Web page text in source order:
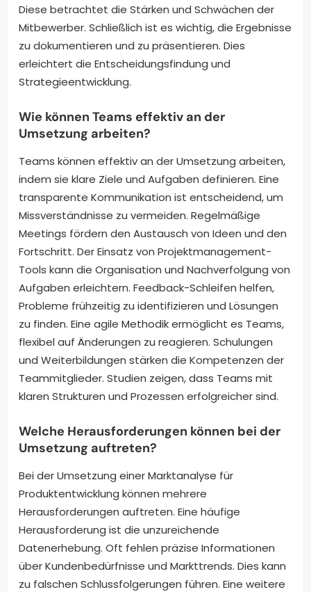
Diese betrachtet die Stärken und Schwächen der
Mitbewerber. Schließlich ist es wichtig, die Ergebnisse
zu dokumentieren und zu präsentieren. Dies
erleichtert die Entscheidungsfindung und
Strategieentwicklung.
Wie können Teams effektiv an der
Umsetzung arbeiten?
Teams können effektiv an der Umsetzung arbeiten,
indem sie klare Ziele und Aufgaben definieren. Eine
transparente Kommunikation ist entscheidend, um
Missverständnisse zu vermeiden. Regelmäßige
Meetings fördern den Austausch von Ideen und den
Fortschritt. Der Einsatz von Projektmanagement-
Tools kann die Organisation und Nachverfolgung von
Aufgaben erleichtern. Feedback-Schleifen helfen,
Probleme frühzeitig zu identifizieren und Lösungen
zu finden. Eine agile Methodik ermöglicht es Teams,
flexibel auf Änderungen zu reagieren. Schulungen
und Weiterbildungen stärken die Kompetenzen der
Teammitglieder. Studien zeigen, dass Teams mit
klaren Strukturen und Prozessen erfolgreicher sind.
Welche Herausforderungen können bei der
Umsetzung auftreten?
Bei der Umsetzung einer Marktanalyse für
Produktentwicklung können mehrere
Herausforderungen auftreten. Eine häufige
Herausforderung ist die unzureichende
Datenerhebung. Oft fehlen präzise Informationen
über Kundenbedürfnisse und Markttrends. Dies kann
zu falschen Schlussfolgerungen führen. Eine weitere